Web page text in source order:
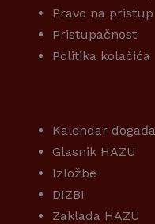
Pravo na
Pristupačnost
Politika kolačića
Kalendar
Glasnik HAZU
Izložbe
DIZBI
Zaklada HAZU